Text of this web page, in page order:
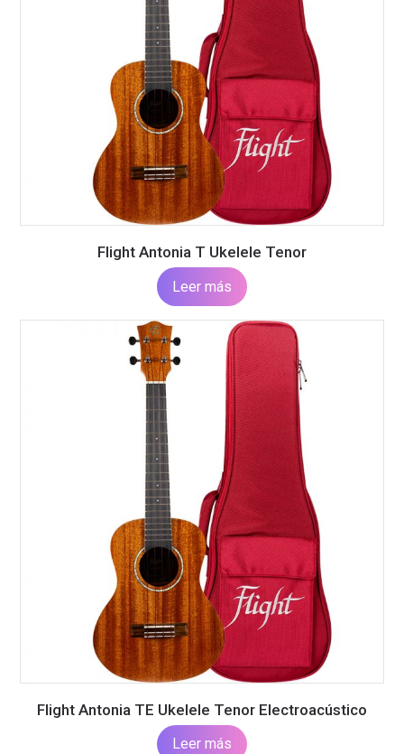
Flight Antonia T Ukelele Tenor
Leer más
Flight Antonia TE Ukelele Tenor Electroacústico
Leer más